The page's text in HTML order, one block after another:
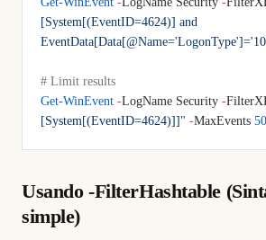
[System[(EventID=4624)] and
# Limit results
Get-WinEvent -LogName Security -
[System[(EventID=4624)]]" -MaxEvents 50
Usando -FilterHashtable
simple)